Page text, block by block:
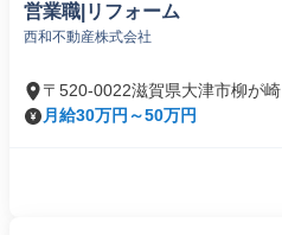
営業職|リフォーム
西和不動産株式会社
〒520-0022滋賀県大津市柳が崎
月給30万円～50万円